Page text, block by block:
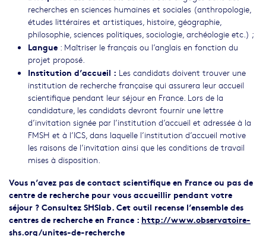
recherches en sciences humaines et sociales (anthropologie,
études littéraires et artistiques, histoire, géographie,
philosophie, sciences politiques, sociologie, archéologie etc.) ;
Langue : Maîtriser le français ou l’anglais en fonction du
projet proposé.
Institution d’accueil : Les candidats doivent trouver une
institution de recherche française qui assurera leur accueil
scientifique pendant leur séjour en France. Lors de la
candidature, les candidats devront fournir une lettre
d’invitation signée par l’institution d’accueil et adressée à la
FMSH et à l’ICS, dans laquelle l’institution d’accueil motive
les raisons de l’invitation ainsi que les conditions de travail
mises à disposition.
Vous n’avez pas de contact scientifique en France ou pas de
centre de recherche pour vous accueillir pendant votre
séjour ?Consultez SHSlab. Cet outil recense l’ensemble des
centres de recherche en France : http://www.observatoire-
shs.org/unites-de-recherche